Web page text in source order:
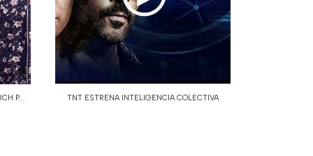
P... TNT ESTRENA INTELIGENCIA COLECTIVA